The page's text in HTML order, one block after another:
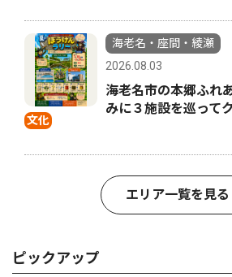
文化
海老名・座間・綾瀬
2026.08.03
海老名市の本郷ふれ
みに３施設を巡って
エリア一覧を見る
ピックアップ